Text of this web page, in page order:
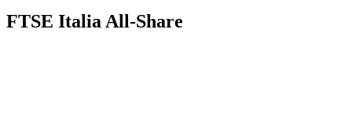
FTSE Italia All-Share